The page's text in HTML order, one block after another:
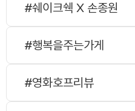
#쉐이크쉑 X 손종원
#행복을주는가게
#영화호프리뷰